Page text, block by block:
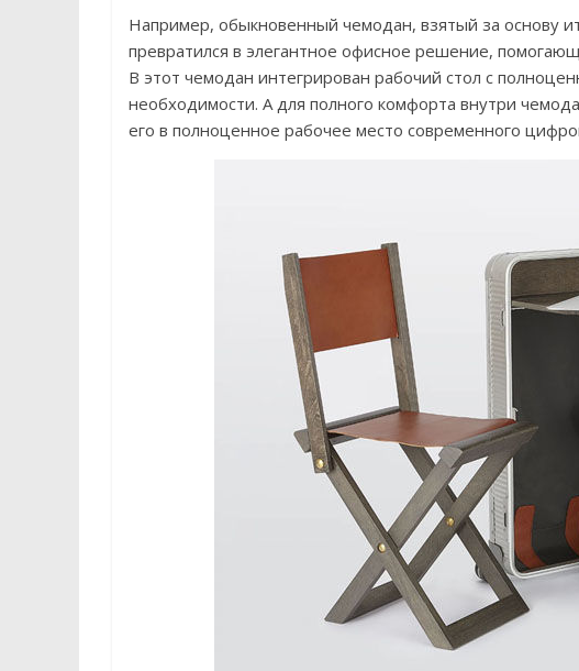
Например, обыкновенный чемодан, взятый за основу
превратился в элегантное офисное решение,
В этот чемодан интегрирован рабочий стол с
необходимости. А для полного комфорта внутри
его в полноценное рабочее место современного